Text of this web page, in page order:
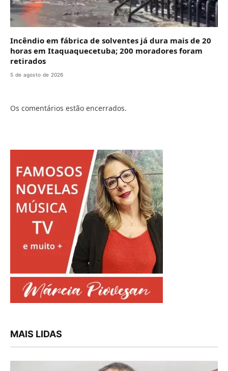
Incêndio em fábrica de solventes já dura mais de 20
horas em Itaquaquecetuba; 200 moradores foram
retirados
5 de agosto de 2026
Os comentários estão encerrados.
MAIS LIDAS